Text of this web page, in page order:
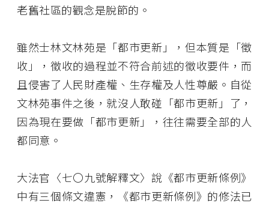
老舊社區的觀念是脫節的。
雖然士林文林苑是「都市更新」，但本質是「徵
收」，徵收的過程並不符合前述的徵收要件，而
且侵害了人民財產權、生存權及人性尊嚴。自從
文林苑事件之後，就沒人敢碰「都市更新」了，
因為現在要做「都市更新」，往往需要全部的人
都同意。
大法官〈七〇九號解釋文〉說《都市更新條例》
中有三個條文違憲，《都市更新條例》的修法已